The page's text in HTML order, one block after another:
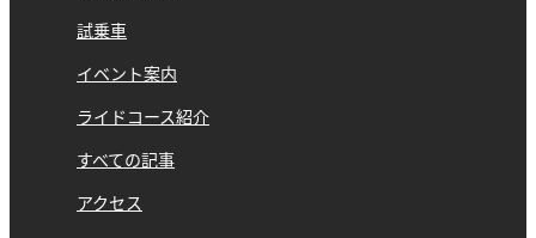
試乗車
イベント案内
ライドコース紹介
すべての記事
アクセス